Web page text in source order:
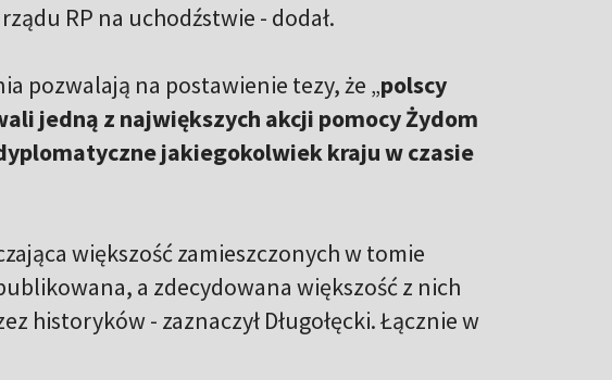
RP na uchodźstwie - dodał.
pozwalają na postawienie tezy, że „polscy
jedną z największych akcji pomocy Żydom
jakiegokolwiek kraju w czasie
większość zamieszczonych w tomie
a zdecydowana większość z nich
historyków - zaznaczył Długołęcki. Łącznie w